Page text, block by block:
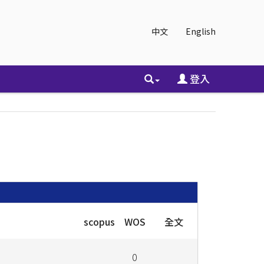
中文 English
登入
scopus WOS 全文
0